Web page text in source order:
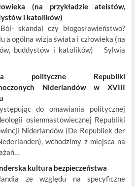
es
t
o
p
e
dI
n
e
(na przykładzie ateistów,
i katolików)
skandal czy błogosławieństwo?
a ogólna wizja świata i człowieka (na
buddystów i katolików) Sylwia
polityczne Republiki
Niderlandów w XVIII
do omawiania politycznej
osiemnastowiecznej Republiki
Niderlandów (De Republiek der
wchodzimy z miejsca na
kultura bezpieczeństwa
ze względu na specyficzne